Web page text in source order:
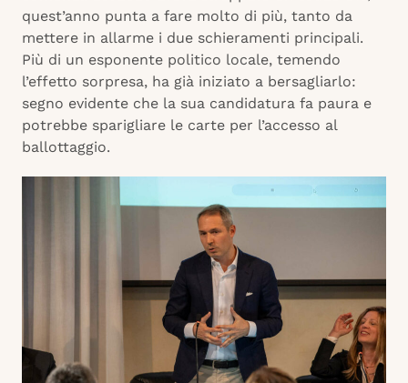
quest’anno punta a fare molto di più, tanto da
mettere in allarme i due schieramenti principali.
Più di un esponente politico locale, temendo
l’effetto sorpresa, ha già iniziato a bersagliarlo:
segno evidente che la sua candidatura fa paura e
potrebbe sparigliare le carte per l’accesso al
ballottaggio.